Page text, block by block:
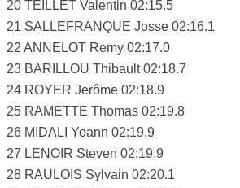
20 TEILLET Valentin 02:15.5
21 SALLEFRANQUE Josse 02:16.1
22 ANNELOT Remy 02:17.0
23 BARILLOU Thibault 02:18.7
24 ROYER Jerôme 02:18.9
25 RAMETTE Thomas 02:19.8
26 MIDALI Yoann 02:19.9
27 LENOIR Steven 02:19.9
28 RAULOIS Sylvain 02:20.1